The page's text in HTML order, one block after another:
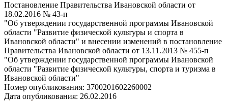
Постановление Правительства Ивановской области от
18.02.2016 № 43-п
"Об утверждении государственной программы Ивановской
области "Развитие физической культуры и спорта в
Ивановской области" и внесении изменений в постановление
Правительства Ивановской области от 13.11.2013 № 455-п
"Об утверждении государственной программы Ивановской
области "Развитие физической культуры, спорта и туризма в
Ивановской области"
Номер опубликования: 3700201602260002
Дата опубликования: 26.02.2016